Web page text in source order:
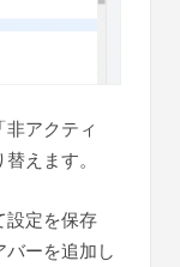
アクティ
えます。
設定を保存
ーを追加し